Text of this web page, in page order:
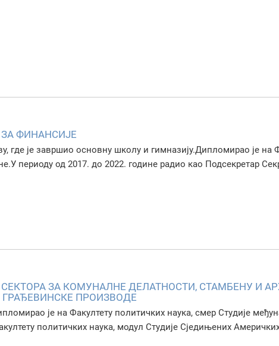
ФИНАНСИЈЕ
где је завршио основну школу и гимназију.Дипломирао је на
периоду од 2017. до 2022. године радио као Подсекретар
ЗА КОМУНАЛНЕ ДЕЛАТНОСТИ, СТАМБЕНУ И
ПРОИЗВОДЕ
је на Факултету политичких наука, смер Студије
политичких наука, модул Студије Сједињених